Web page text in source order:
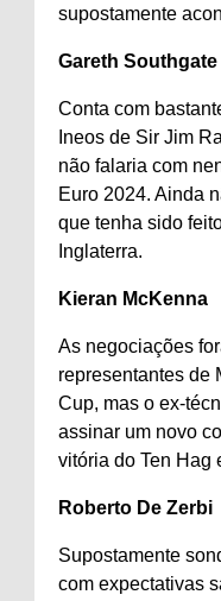
supostamente
Gareth Southgate
Conta com
Ineos de Sir Jim
não falaria com
Euro 2024. Ainda
que tenha sido
Inglaterra.
Kieran McKenna
As negociações
representantes de
Cup, mas o ex-
assinar um novo
vitória do Ten Hag
Roberto De Zerbi
Supostamente
com expectativas